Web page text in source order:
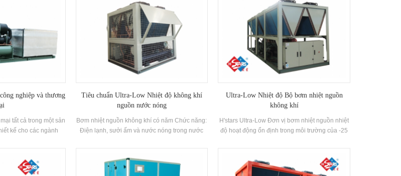
hoạt, tiết kiệm năng
Tiết kiệm là
pháp sưởi ấm thông
kể hoạt động Chi
độ thấp là 5-20oC và phạm vi ứng dụng là rộng.
Nhiệt độ nước phía sau nhiệt độ cao là giữa 65-
85 ℃. Áp dụng chất làm lạnh bảo vệ môi trường
xanh HFC-134A.
50 ~ 70%. ± 5% và các bộ lọc không khí đặc biệt
được cấu hình theo nhu cầu khác nhau. Thương
hiệu: Hstars Khả năng làm mát Phạm vi: 24,4kw
~ 140.4KW Ứng dụng: Máy móc chính xác, điện
tử, thiết bị quang học, xử lý bề mặt, y tế và sức
khỏe, dược phẩm sinh học, chế biến thực phẩm,
hóa chất tốt, phòng chuyển mạch, phòng thí
nghiệm đo lường và thử nghiệm khác nhau và
các ngành công nghiệp.
nghiệp và thương
tất cả trong một sản
kế cho các ngành
tiện và giảm lắp đặt kỹ
phí.
Tiêu chuẩn Ultra-Low Nhiệt độ không khí
nguồn nước nóng
Bơm nhiệt nguồn không khí có năm Chức năng:
Điện lạnh, sưởi ấm và nước nóng trong nước
mùa đông sưởi ấm. Nó cung cấp nước nóng
trong nước cho cả năm, để một máy có thể được
sử dụng, tiết kiệm không gian sàn và giảm đầu
Ultra-Low Nhiệt độ Bộ bơm nhiệt nguồn
không khí
H'stars Ultra-Low Đơn vị bơm nhiệt nguồn nhiệt
độ hoạt động ổn định trong môi trường của -25
nhiệt, không có chất gây ô nhiễm được thải ra,
và 55oC Nước nóng được chuẩn bị để đáp ứng
nhu cầu nước nóng giữa 35-55oC. Nó có chức